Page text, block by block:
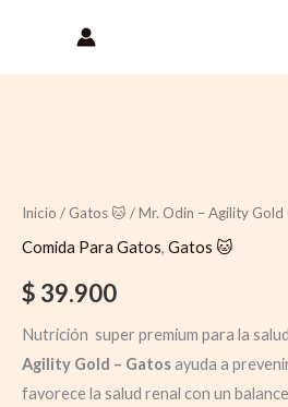
contenido
Inicio / Gatos 🐱 / Mr. Odin – Agility Gold
Comida Para Gatos, Gatos 🐱
$ 39.900
Nutrición super premium para la
Agility Gold – Gatosayuda a
favorece la salud renal con un